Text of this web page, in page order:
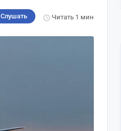
Слушать Читать 1 мин